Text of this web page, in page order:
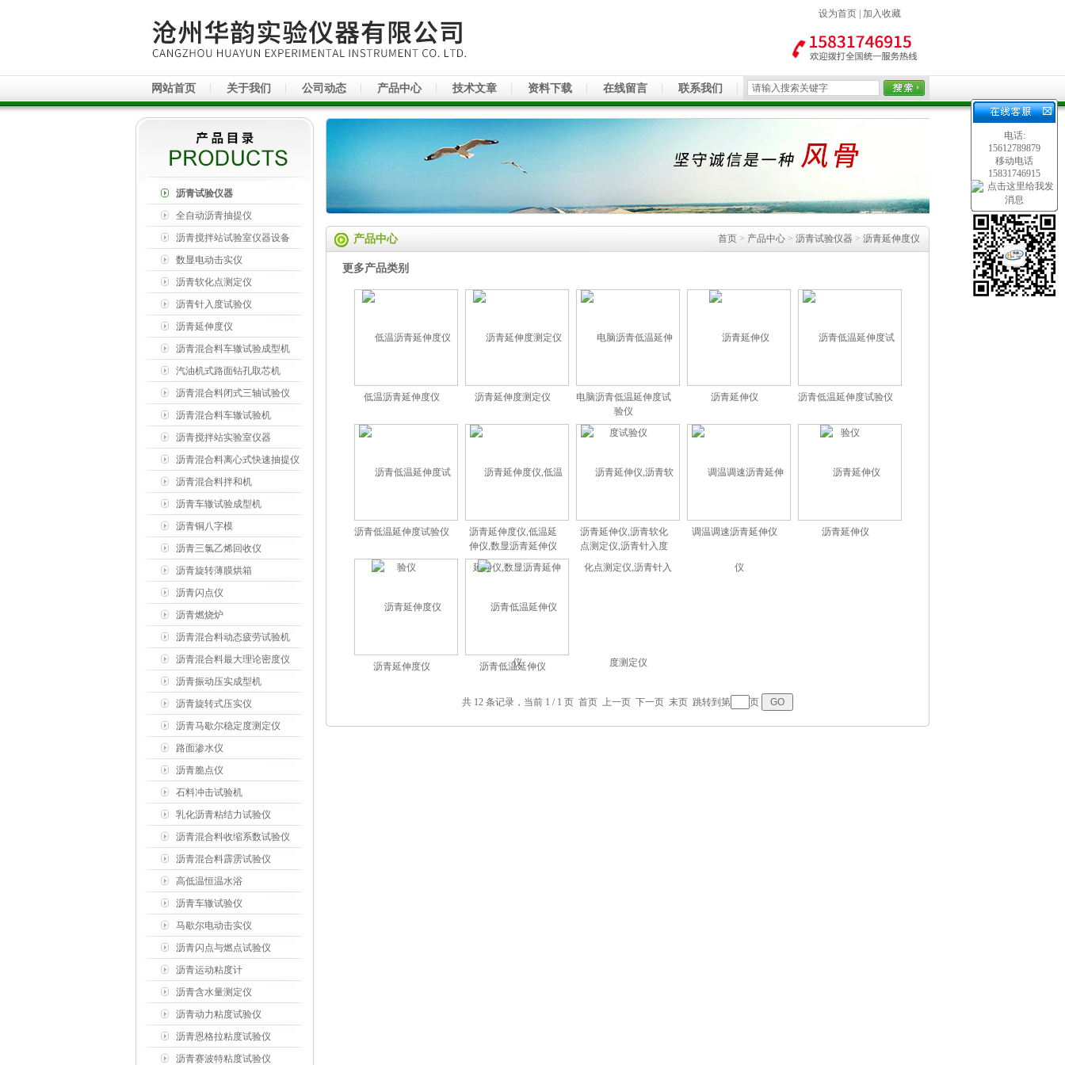
设为首页 加入收藏
网站首页 关于我们 公司动态 产品中心 技术文章 资料下载 在线留言 联系我们
沥青试验仪器
全自动沥青抽提仪
沥青搅拌站试验室仪器设备
数显电动击实仪
沥青软化点测定仪
沥青针入度试验仪
沥青延伸度仪
沥青混合料车辙试验成型机
汽油机式路面钻孔取芯机
沥青混合料闭式三轴试验仪
沥青混合料车辙试验机
沥青搅拌站实验室仪器
沥青混合料离心式快速抽提仪
沥青混合料拌和机
沥青车辙试验成型机
沥青铜八字模
沥青三氯乙烯回收仪
沥青旋转薄膜烘箱
沥青闪点仪
沥青燃烧炉
沥青混合料动态疲劳试验机
沥青混合料最大理论密度仪
沥青振动压实成型机
沥青旋转式压实仪
沥青马歇尔稳定度测定仪
路面渗水仪
沥青脆点仪
石料冲击试验机
乳化沥青粘结力试验仪
沥青混合料收缩系数试验仪
沥青混合料霹雳试验仪
高低温恒温水浴
沥青车辙试验仪
马歇尔电动击实仪
沥青闪点与燃点试验仪
沥青运动粘度计
沥青含水量测定仪
沥青动力粘度试验仪
沥青恩格拉粘度试验仪
沥青赛波特粘度试验仪
产品中心 首页 > 产品中心 > 沥青试验仪器 > 沥青延伸度仪
更多产品类别
低温沥青延伸度仪 沥青延伸度测定仪
电脑沥青低温延伸度试
验仪
沥青延伸仪 沥青低温延伸度试验仪
沥青低温延伸度试验仪
沥青延伸度仪,低温延
伸仪,数显沥青延伸仪
沥青延伸仪,沥青软化
点测定仪,沥青针入度
测定仪
调温调速沥青延伸仪 沥青延伸仪
沥青延伸度仪 沥青低温延伸仪
共 12 条记录，当前 1 / 1 页 首页 上一页 下一页 末页 跳转到第 页
电话:
15612789879
移动电话
15831746915